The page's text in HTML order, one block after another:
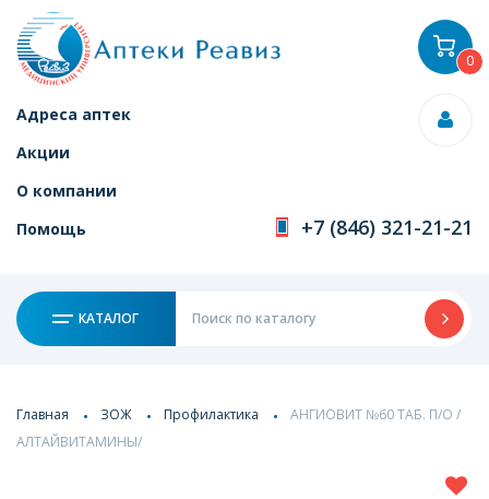
Адреса аптек
Акции
О компании
Помощь
+7 (846) 321-21-21
КАТАЛОГ
0
Главная ЗОЖ Профилактика
АНГИОВИТ №60 ТАБ. П/О /
АЛТАЙВИТАМИНЫ/